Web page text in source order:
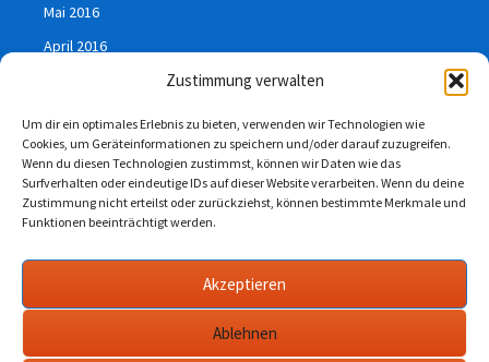
Zustimmung verwalten
Um dir ein optimales Erlebnis zu bieten, verwenden wir Technologien wie
Cookies, um Geräteinformationen zu speichern und/oder darauf zuzugreifen.
Wenn du diesen Technologien zustimmst, können wir Daten wie das
Surfverhalten oder eindeutige IDs auf dieser Website verarbeiten. Wenn du deine
Zustimmung nicht erteilst oder zurückziehst, können bestimmte Merkmale und
Funktionen beeinträchtigt werden.
Akzeptieren
Ablehnen
Mai 2016
April 2016
Juli 2015